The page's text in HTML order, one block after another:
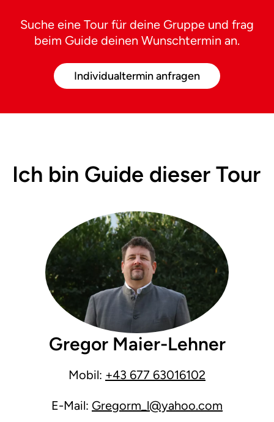
Suche eine Tour für deine Gruppe und frag
beim Guide deinen Wunschtermin an.
Individualtermin anfragen
Ich bin Guide dieser Tour
Gregor Maier-Lehner
Mobil: +43 677 63016102
E-Mail: Gregorm_l@yahoo.com